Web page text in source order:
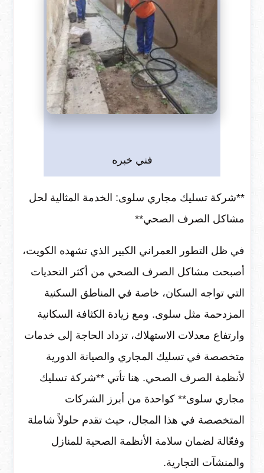
فني خبره
**شركة تسليك مجاري سلوى: الخدمة المثالية لحل
مشاكل الصرف الصحي**
في ظل التطور العمراني الكبير الذي تشهده الكويت،
أصبحت مشاكل الصرف الصحي من أكثر التحديات
التي تواجه السكان، خاصة في المناطق السكنية
المزدحمة مثل سلوى. ومع زيادة الكثافة السكانية
وارتفاع معدلات الاستهلاك، تزداد الحاجة إلى خدمات
متخصصة في تسليك المجاري والصيانة الدورية
لأنظمة الصرف الصحي. هنا تأتي **شركة تسليك
مجاري سلوى** كواحدة من أبرز الشركات
المتخصصة في هذا المجال، حيث تقدم حلولاً شاملة
وفعّالة لضمان سلامة الأنظمة الصحية للمنازل
والمنشآت التجارية.